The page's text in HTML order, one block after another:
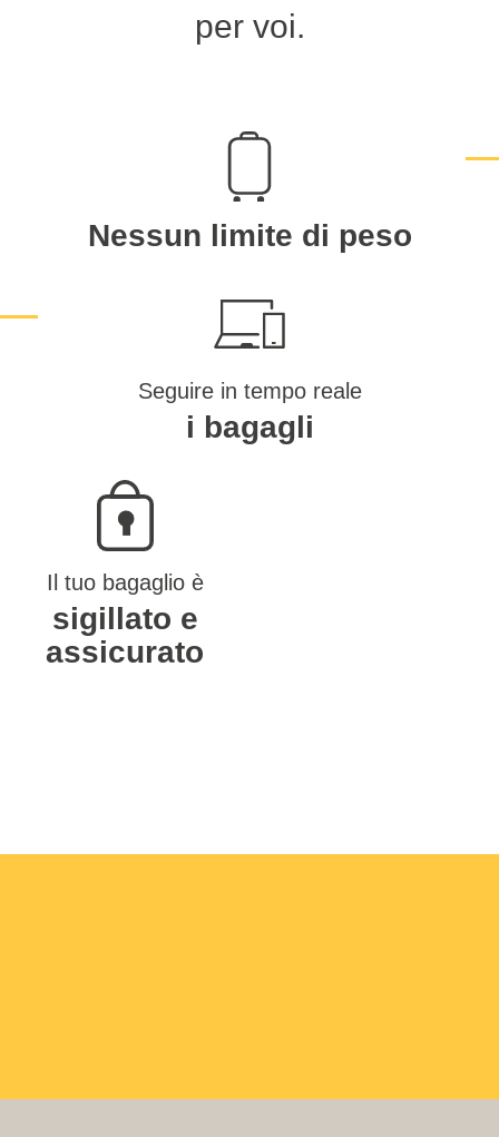
per voi.
Nessun limite di peso
Seguire in tempo reale
i bagagli
Il tuo bagaglio è
sigillato e
assicurato